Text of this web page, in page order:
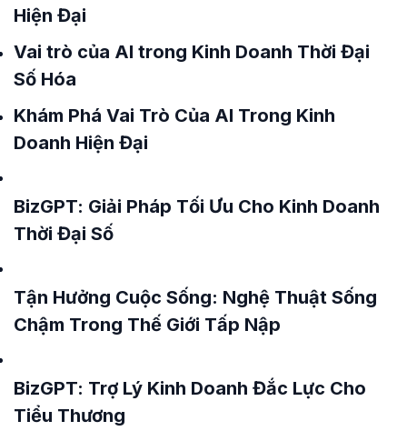
Hiện Đại
Vai trò của AI trong Kinh Doanh Thời Đại
Số Hóa
Khám Phá Vai Trò Của AI Trong Kinh
Doanh Hiện Đại
BizGPT: Giải Pháp Tối Ưu Cho Kinh Doanh
Thời Đại Số
Tận Hưởng Cuộc Sống: Nghệ Thuật Sống
Chậm Trong Thế Giới Tấp Nập
BizGPT: Trợ Lý Kinh Doanh Đắc Lực Cho
Tiểu Thương